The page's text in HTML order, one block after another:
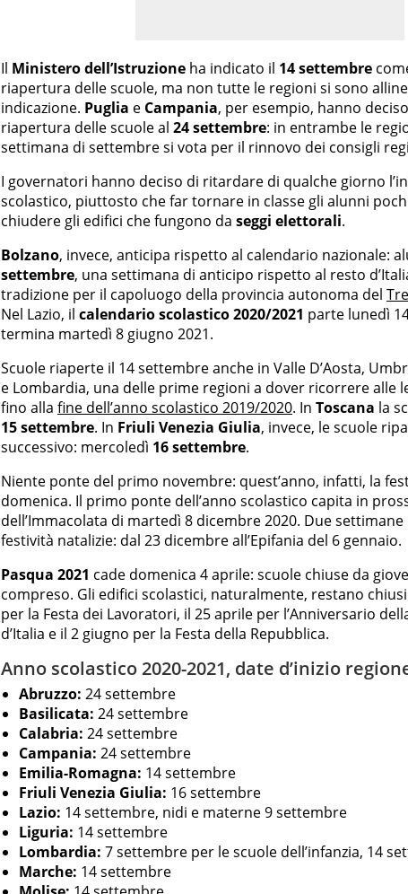
Il Ministero dell’Istruzione ha indicato il 14 settembre
riapertura delle scuole, ma non tutte le regioni si sono
indicazione. Puglia e Campania, per esempio, hanno
riapertura delle scuole al 24 settembre: in entrambe le
settimana di settembre si vota per il rinnovo dei consigli
I governatori hanno deciso di ritardare di qualche giorno
scolastico, piuttosto che far tornare in classe gli alunni
chiudere gli edifici che fungono da seggi elettorali.
Bolzano, invece, anticipa rispetto al calendario nazionale:
settembre, una settimana di anticipo rispetto al resto
tradizione per il capoluogo della provincia autonoma del
Nel Lazio, il calendario scolastico 2020/2021 parte lunedì
termina martedì 8 giugno 2021.
Scuole riaperte il 14 settembre anche in Valle D’Aosta,
e Lombardia, una delle prime regioni a dover ricorrere alle
fino alla fine dell’anno scolastico 2019/2020. In Toscana la
15 settembre. In Friuli Venezia Giulia, invece, le scuole
successivo: mercoledì 16 settembre.
Niente ponte del primo novembre: quest’anno, infatti, la
domenica. Il primo ponte dell’anno scolastico capita in
dell’Immacolata di martedì 8 dicembre 2020. Due settimane
festività natalizie: dal 23 dicembre all’Epifania del 6 gennaio.
Pasqua 2021 cade domenica 4 aprile: scuole chiuse da
compreso. Gli edifici scolastici, naturalmente, restano
per la Festa dei Lavoratori, il 25 aprile per l’Anniversario
d’Italia e il 2 giugno per la Festa della Repubblica.
Anno scolastico 2020-2021, date d’inizio
Abruzzo: 24 settembre
Basilicata: 24 settembre
Calabria: 24 settembre
Campania: 24 settembre
Emilia-Romagna: 14 settembre
Friuli Venezia Giulia: 16 settembre
Lazio: 14 settembre, nidi e materne 9 settembre
Liguria: 14 settembre
Lombardia: 7 settembre per le scuole dell’infanzia, 14
Marche: 14 settembre